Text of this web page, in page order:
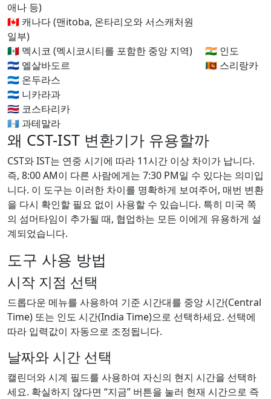
애나 등)
🇨🇦 캐나다 (맨itoba, 온타리오와 서스캐처원
일부)
🇲🇽 멕시코 (멕시코시티를 포함한 중앙 지역)
🇸🇻 엘살바도르
🇭🇳 온두라스
🇳🇮 니카라과
🇨🇷 코스타리카
🇬🇹 과테말라
🇮🇳 인도
🇱🇰 스리랑카
왜 CST-IST 변환기가 유용할까
CST와 IST는 연중 시기에 따라 11시간 이상 차이가 납니다.
즉, 8:00 AM이 다른 사람에게는 7:30 PM일 수 있다는 의미입
니다. 이 도구는 이러한 차이를 명확하게 보여주어, 매번 변환
을 다시 확인할 필요 없이 사용할 수 있습니다. 특히 미국 쪽
의 섬머타임이 추가될 때, 협업하는 모든 이에게 유용하게 설
계되었습니다.
도구 사용 방법
시작 지점 선택
드롭다운 메뉴를 사용하여 기준 시간대를 중앙 시간(Central
Time) 또는 인도 시간(India Time)으로 선택하세요. 선택에
따라 입력값이 자동으로 조정됩니다.
날짜와 시간 선택
캘린더와 시계 필드를 사용하여 자신의 현지 시간을 선택하
세요. 확실하지 않다면 “지금” 버튼을 눌러 현재 시간으로 즉